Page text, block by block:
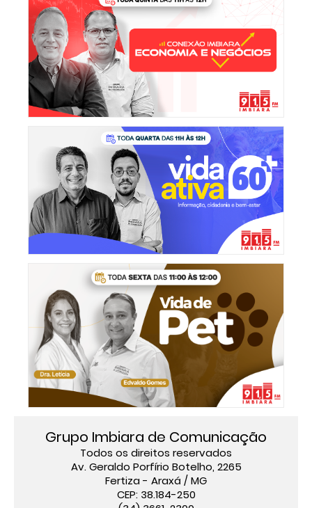
Grupo Imbiara de Comunicação
Todos os direitos reservados
Av. Geraldo Porfírio Botelho, 2265
Fertiza - Araxá / MG
CEP: 38.184-250